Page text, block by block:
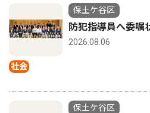
社会
保土ケ谷区
防犯指導員へ委
2026.08.06
保土ケ谷区